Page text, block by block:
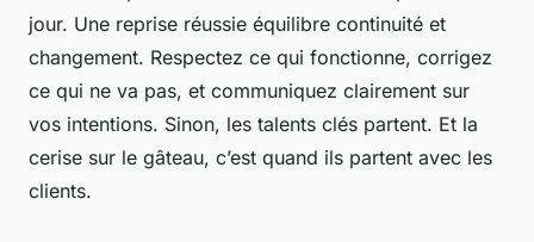
jour. Une reprise réussie équilibre continuité et
changement. Respectez ce qui fonctionne, corrigez
ce qui ne va pas, et communiquez clairement sur
vos intentions. Sinon, les talents clés partent. Et la
cerise sur le gâteau, c’est quand ils partent avec les
clients.